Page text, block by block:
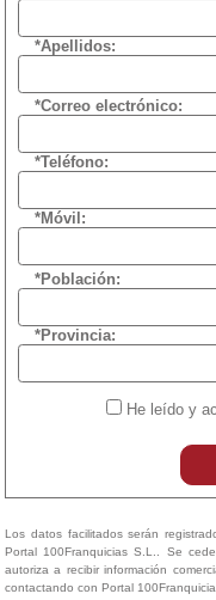
*Apellidos:
*Correo electrónico:
*Teléfono:
*Móvil:
*Población:
*Provincia:
He leído y
Los datos facilitados serán
Portal 100Franquicias S.L.. Se
autoriza a recibir información
contactando con Portal